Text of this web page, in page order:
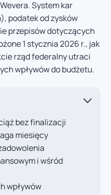
System kar
podatek od zysków
przepisów dotyczących
1 stycznia 2026 r., jak
rząd federalny utraci
wpływów do budżetu.
bez finalizacji
miesięcy
i wśród
wpływów